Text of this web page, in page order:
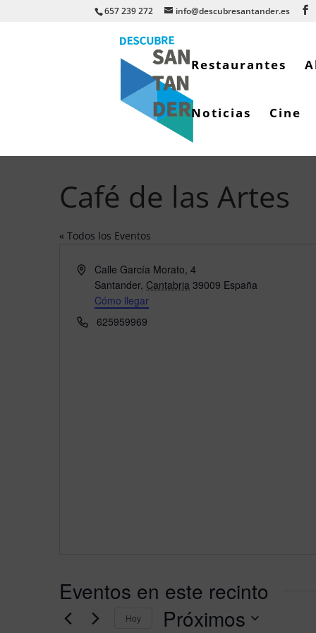
657 239 272 info@descubresantander.es
Restaurantes
Noticias Cine
Café de las Artes
« Todos los Eventos
Dirección
Calle García Morato, 4
Santander, Cantabria 39009 España
Cómo llegar
Teléfono625959969
Eventos en este recinto
Hoy Próximos